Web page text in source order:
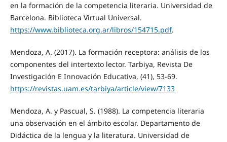
en la formación de la competencia literaria. Universidad de
Barcelona. Biblioteca Virtual Universal.
https://www.biblioteca.org.ar/libros/154715.pdf.
Mendoza, A. (2017). La formación receptora: análisis de los
componentes del intertexto lector. Tarbiya, Revista De
Investigación E Innovación Educativa, (41), 53-69.
https://revistas.uam.es/tarbiya/article/view/7133
Mendoza, A. y Pascual, S. (1988). La competencia literaria
una observación en el ámbito escolar. Departamento de
Didáctica de la lengua y la literatura. Universidad de